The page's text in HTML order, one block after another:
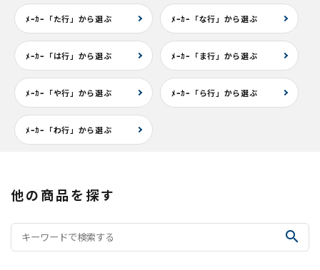
ﾒｰｶｰ「た行」から選ぶ ﾒｰｶｰ「な行」から選ぶ
ﾒｰｶｰ「は行」から選ぶ ﾒｰｶｰ「ま行」から選ぶ
ﾒｰｶｰ「や行」から選ぶ ﾒｰｶｰ「ら行」から選ぶ
ﾒｰｶｰ「わ行」から選ぶ
他の商品を探す
search